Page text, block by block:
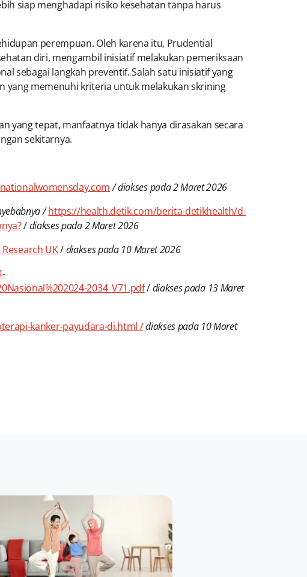
siap menghadapi risiko kesehatan tanpa harus
perempuan. Oleh karena itu, Prudential
diri, mengambil inisiatif melakukan pemeriksaan
sebagai langkah preventif. Salah satu inisiatif yang
yang memenuhi kriteria untuk melakukan skrining
yang tepat, manfaatnya tidak hanya dirasakan secara
sekitarnya.
/ diakses pada 2 Maret 2026
/https://health.detik.com/berita-detikhealth/d-
/diakses pada 2 Maret 2026
UK/diakses pada 10 Maret 2026
2034_V71.pdf/diakses pada 13 Maret
kanker-payudara-di.html /diakses pada 10 Maret